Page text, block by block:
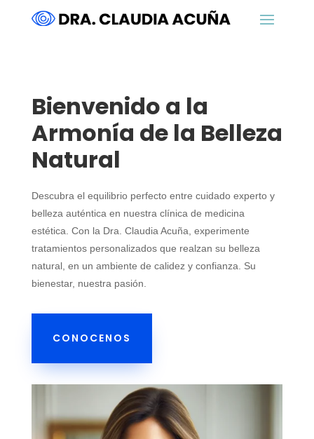
Bienvenido a la
Armonía de la Belleza
Natural
Descubra el equilibrio perfecto entre cuidado experto y
belleza auténtica en nuestra clínica de medicina
estética. Con la Dra. Claudia Acuña, experimente
tratamientos personalizados que realzan su belleza
natural, en un ambiente de calidez y confianza. Su
bienestar, nuestra pasión.
CONOCENOS